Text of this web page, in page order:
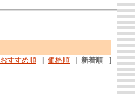
おすすめ順 価格順 新着順
]